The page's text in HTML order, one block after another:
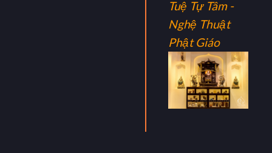
Tuệ Tự Tâm -
Nghệ Thuật
Phật Giáo